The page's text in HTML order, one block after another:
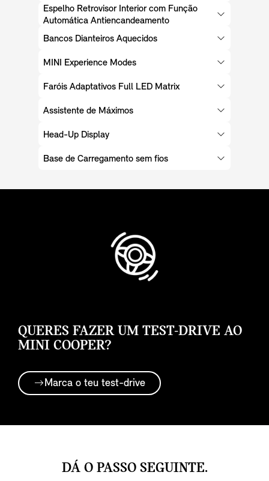
Espelho Retrovisor Interior com Função
Automática Antiencandeamento
Bancos Dianteiros Aquecidos
MINI Experience Modes
Faróis Adaptativos Full LED Matrix
Assistente de Máximos
Head-Up Display
Base de Carregamento sem fios
QUERES FAZER UM TEST-DRIVE AO
MINI COOPER?
Marca o teu test-drive
DÁ O PASSO SEGUINTE.